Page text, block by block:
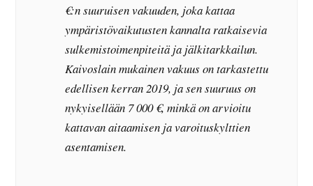
€:n suuruisen vakuuden, joka kattaa
ympäristövaikutusten kannalta ratkaisevia
sulkemistoimenpiteitä ja jälkitarkkailun.
Kaivoslain mukainen vakuus on tarkastettu
edellisen kerran 2019, ja sen suuruus on
nykyisellään 7 000 €, minkä on arvioitu
kattavan aitaamisen ja varoituskylttien
asentamisen.